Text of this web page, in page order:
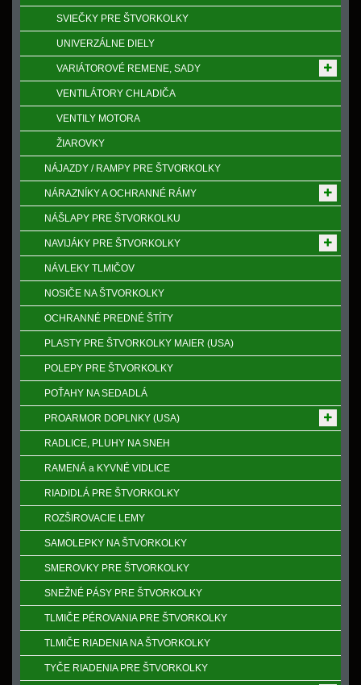
SVIEČKY PRE ŠTVORKOLKY
UNIVERZÁLNE DIELY
VARIÁTOROVÉ REMENE, SADY
VENTILÁTORY CHLADIČA
VENTILY MOTORA
ŽIAROVKY
NÁJAZDY / RAMPY PRE ŠTVORKOLKY
NÁRAZNÍKY A OCHRANNÉ RÁMY
NÁŠLAPY PRE ŠTVORKOLKU
NAVIJÁKY PRE ŠTVORKOLKY
NÁVLEKY TLMIČOV
NOSIČE NA ŠTVORKOLKY
OCHRANNÉ PREDNÉ ŠTÍTY
PLASTY PRE ŠTVORKOLKY MAIER (USA)
POLEPY PRE ŠTVORKOLKY
POŤAHY NA SEDADLÁ
PROARMOR DOPLNKY (USA)
RADLICE, PLUHY NA SNEH
RAMENÁ a KYVNÉ VIDLICE
RIADIDLÁ PRE ŠTVORKOLKY
ROZŠIROVACIE LEMY
SAMOLEPKY NA ŠTVORKOLKY
SMEROVKY PRE ŠTVORKOLKY
SNEŽNÉ PÁSY PRE ŠTVORKOLKY
TLMIČE PÉROVANIA PRE ŠTVORKOLKY
TLMIČE RIADENIA NA ŠTVORKOLKY
TYČE RIADENIA PRE ŠTVORKOLKY